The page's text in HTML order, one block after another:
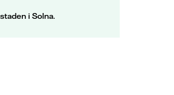
i Solna.